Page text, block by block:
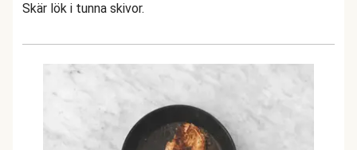
Skär lök i tunna skivor.